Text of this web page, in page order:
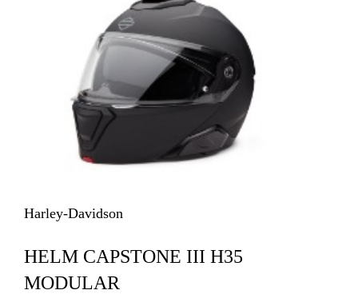
Harley-Davidson
HELM CAPSTONE III H35
MODULAR